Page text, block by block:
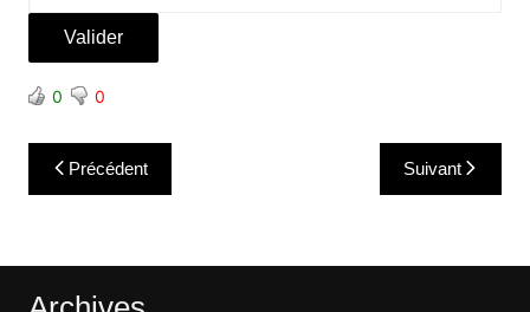
0 0
Navigation
de
Précédent Suivant